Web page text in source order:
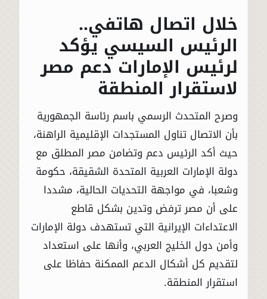
خلال اتصال هاتفي..
الرئيس السيسي يؤكد
لرئيس الإمارات دعم مصر
لاستقرار المنطقة
وصرح المتحدث الرسمي باسم رئاسة الجمهورية
بأن الاتصال تناول المستجدات الإقليمية الراهنة،
حيث أكد الرئيس دعم وتضامن مصر المطلق مع
دولة الإمارات العربية المتحدة الشقيقة، حكومة
وشعبا، في مواجهة التحديات الحالية، مشددا
على أن مصر ترفض وتدين بشكل قاطع
الاعتداءات الإيرانية التي تستهدف دولة الإمارات
وأمن دول الخليج العربي، وأنها على استعداد
لتقديم كل أشكال الدعم الممكنة حفاظا على
استقرار المنطقة.